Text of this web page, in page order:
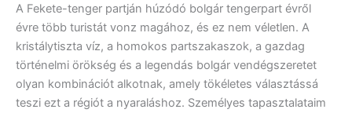
A Fekete-tenger partján húzódó bolgár tengerpart évről
évre több turistát vonz magához, és ez nem véletlen. A
kristálytiszta víz, a homokos partszakaszok, a gazdag
történelmi örökség és a legendás bolgár vendégszeretet
olyan kombinációt alkotnak, amely tökéletes választássá
teszi ezt a régiót a nyaraláshoz. Személyes tapasztalataim